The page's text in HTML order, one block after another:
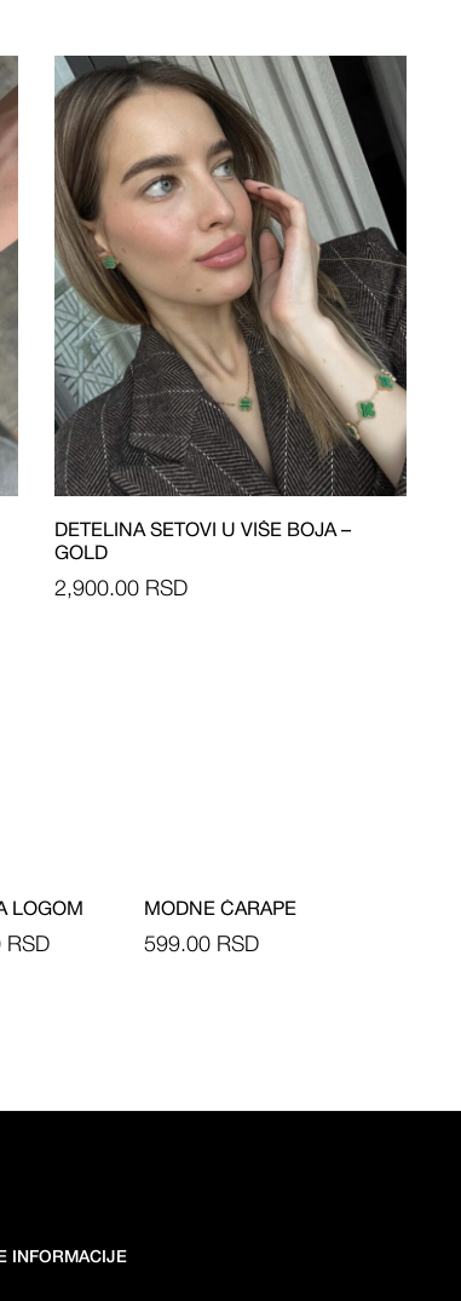
DETELINA SETOVI U VIŠE BOJA –
GOLD
2,900.00 RSD
LOGOM
RSD
MODNE ČARAPE
599.00 RSD
INFORMACIJE